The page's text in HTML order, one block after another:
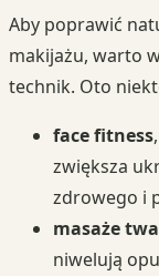
Aby poprawić
makijażu, warto
technik. Oto
face fitness
zwiększa
zdrowego i
masaże
niwelują